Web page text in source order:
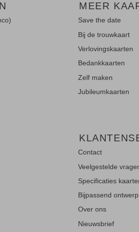
MEER
Save the date
Bij de trouwkaart
Verlovingskaarten
Bedankkaarten
Zelf maken
Jubileumkaarten
Contact
Veelgestelde
Specificaties
Bijpassend
Over ons
Nieuwsbrief